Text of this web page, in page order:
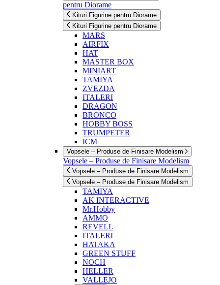
pentru Diorame
Kituri Figurine pentru Diorame
Kituri Figurine pentru Diorame
MARS
AIRFIX
HAT
MASTER BOX
MINIART
TAMIYA
ZVEZDA
ITALERI
DRAGON
BRONCO
HOBBY BOSS
TRUMPETER
ICM
Vopsele – Produse de Finisare Modelism
Vopsele – Produse de Finisare Modelism
Vopsele – Produse de Finisare Modelism
Vopsele – Produse de Finisare Modelism
TAMIYA
AK INTERACTIVE
Mr.Hobby
AMMO
REVELL
ITALERI
HATAKA
GREEN STUFF
NOCH
HELLER
VALLEJO